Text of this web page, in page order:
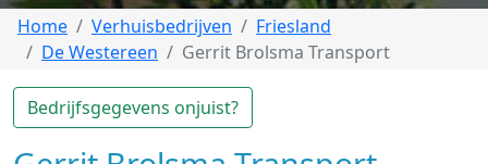
Home Verhuisbedrijven
Friesland
De Westereen
Gerrit Brolsma Transport
Bedrijfsgegevens onjuist?